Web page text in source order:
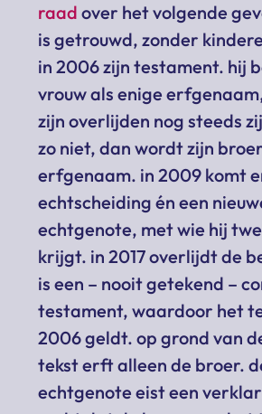
raad over het volgende
is getrouwd, zonder
in 2006 zijn testament. hij
vrouw als enige
zijn overlijden nog steeds
zo niet, dan wordt zijn
erfgenaam. in 2009 komt
echtscheiding én een
echtgenote, met wie hij
krijgt. in 2017 overlijdt de
is een – nooit getekend –
testament, waardoor het
2006 geldt. op grond van
tekst erft alleen de broer.
echtgenote eist een